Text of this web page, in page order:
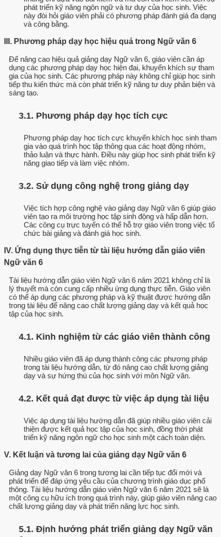
phát triển kỹ năng ngôn ngữ và tư duy của học sinh. Việc
này đòi hỏi giáo viên phải có phương pháp đánh giá đa dạng
và công bằng.
III. Phương pháp dạy học hiệu quả trong Ngữ văn 6
Để nâng cao hiệu quả giảng dạy Ngữ văn 6, giáo viên cần áp
dụng các phương pháp dạy học hiện đại, khuyến khích sự tham
gia của học sinh. Các phương pháp này không chỉ giúp học sinh
tiếp thu kiến thức mà còn phát triển kỹ năng tư duy phản biện và
sáng tạo.
3.1. Phương pháp dạy học tích cực
Phương pháp dạy học tích cực khuyến khích học sinh tham
gia vào quá trình học tập thông qua các hoạt động nhóm,
thảo luận và thực hành. Điều này giúp học sinh phát triển kỹ
năng giao tiếp và làm việc nhóm.
3.2. Sử dụng công nghệ trong giảng dạy
Việc tích hợp công nghệ vào giảng dạy Ngữ văn 6 giúp giáo
viên tạo ra môi trường học tập sinh động và hấp dẫn hơn.
Các công cụ trực tuyến có thể hỗ trợ giáo viên trong việc tổ
chức bài giảng và đánh giá học sinh.
IV. Ứng dụng thực tiễn từ tài liệu hướng dẫn giáo viên
Ngữ văn 6
Tài liệu hướng dẫn giáo viên Ngữ văn 6 năm 2021 không chỉ là
lý thuyết mà còn cung cấp nhiều ứng dụng thực tiễn. Giáo viên
có thể áp dụng các phương pháp và kỹ thuật được hướng dẫn
trong tài liệu để nâng cao chất lượng giảng dạy và kết quả học
tập của học sinh.
4.1. Kinh nghiệm từ các giáo viên thành công
Nhiều giáo viên đã áp dụng thành công các phương pháp
trong tài liệu hướng dẫn, từ đó nâng cao chất lượng giảng
dạy và sự hứng thú của học sinh với môn Ngữ văn.
4.2. Kết quả đạt được từ việc áp dụng tài liệu
Việc áp dụng tài liệu hướng dẫn đã giúp nhiều giáo viên cải
thiện được kết quả học tập của học sinh, đồng thời phát
triển kỹ năng ngôn ngữ cho học sinh một cách toàn diện.
V. Kết luận và tương lai của giảng dạy Ngữ văn 6
Giảng dạy Ngữ văn 6 trong tương lai cần tiếp tục đổi mới và
phát triển để đáp ứng yêu cầu của chương trình giáo dục phổ
thông. Tài liệu hướng dẫn giáo viên Ngữ văn 6 năm 2021 sẽ là
một công cụ hữu ích trong quá trình này, giúp giáo viên nâng cao
chất lượng giảng dạy và phát triển năng lực học sinh.
5.1. Định hướng phát triển giảng dạy Ngữ văn